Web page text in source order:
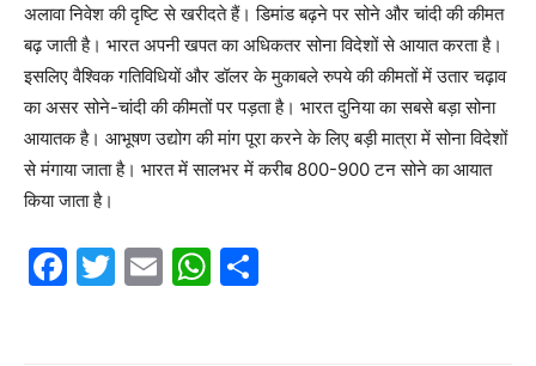
अलावा निवेश की दृष्टि से खरीदते हैं। डिमांड बढ़ने पर सोने और चांदी की कीमत
बढ़ जाती है। भारत अपनी खपत का अधिकतर सोना विदेशों से आयात करता है।
इसलिए वैश्विक गतिविधियों और डॉलर के मुकाबले रुपये की कीमतों में उतार चढ़ाव
का असर सोने-चांदी की कीमतों पर पड़ता है। भारत दुनिया का सबसे बड़ा सोना
आयातक है। आभूषण उद्योग की मांग पूरा करने के लिए बड़ी मात्रा में सोना विदेशों
से मंगाया जाता है। भारत में सालभर में करीब 800-900 टन सोने का आयात
किया जाता है।
F
T
E
W